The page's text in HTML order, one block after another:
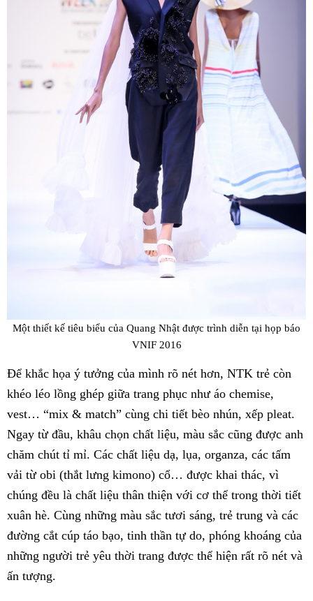
Một thiết kế tiêu biểu của Quang Nhật được trình diễn tại họp báo
VNIF 2016
Để khắc họa ý tưởng của mình rõ nét hơn, NTK trẻ còn
khéo léo lồng ghép giữa trang phục như áo chemise,
vest… “mix & match” cùng chi tiết bèo nhún, xếp pleat.
Ngay từ đầu, khâu chọn chất liệu, màu sắc cũng được anh
chăm chút tỉ mỉ. Các chất liệu dạ, lụa, organza, các tấm
vải từ obi (thắt lưng kimono) cổ… được khai thác, vì
chúng đều là chất liệu thân thiện với cơ thể trong thời tiết
xuân hè. Cùng những màu sắc tươi sáng, trẻ trung và các
đường cắt cúp táo bạo, tinh thần tự do, phóng khoáng của
những người trẻ yêu thời trang được thể hiện rất rõ nét và
ấn tượng.